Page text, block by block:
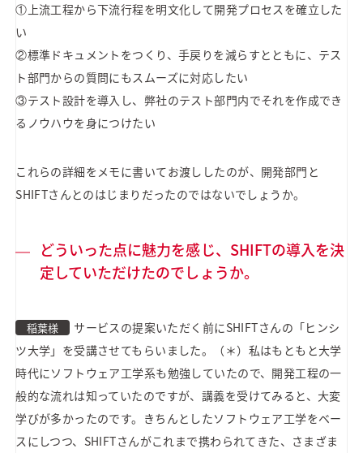
①上流工程から下流行程を明文化して開発プロセスを確立した
い
②標準ドキュメントをつくり、手戻りを減らすとともに、テス
ト部門からの質問にもスムーズに対応したい
③テスト設計を導入し、弊社のテスト部門内でそれを作成でき
るノウハウを身につけたい
これらの詳細をメモに書いてお渡ししたのが、開発部門と
SHIFTさんとのはじまりだったのではないでしょうか。
どういった点に魅力を感じ、SHIFTの導入を決
定していただけたのでしょうか。
稲葉様
サービスの提案いただく前にSHIFTさんの「ヒンシ
ツ大学」を受講させてもらいました。（＊）私はもともと大学
時代にソフトウェア工学系も勉強していたので、開発工程の一
般的な流れは知っていたのですが、講義を受けてみると、大変
学びが多かったのです。きちんとしたソフトウェア工学をベー
スにしつつ、SHIFTさんがこれまで携わられてきた、さまざま